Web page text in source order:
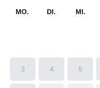
MO. DI. MI.
3 4 5